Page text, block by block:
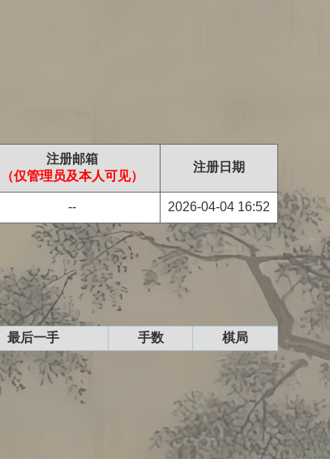
注册邮箱
（仅管理员及本人可见）
注册日期
-- 2026-04-04 16:52
最后一手 手数 棋局